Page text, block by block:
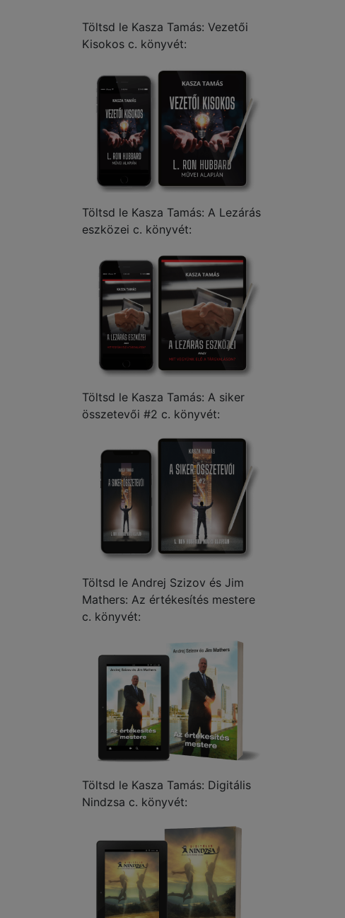
Töltsd le Kasza Tamás: Vezetői
Kisokos c. könyvét:
Töltsd le Kasza Tamás: A Lezárás
eszközei c. könyvét:
Töltsd le Kasza Tamás: A siker
összetevői #2 c. könyvét:
Töltsd le Andrej Szizov és Jim
Mathers: Az értékesítés mestere
c. könyvét:
Töltsd le Kasza Tamás: Digitális
Nindzsa c. könyvét: